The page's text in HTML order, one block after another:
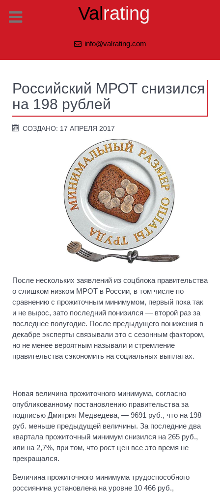
Valrating
info@valrating.com
Российский МРОТ снизился
на 198 рублей
СОЗДАНО: 17 АПРЕЛЯ 2017
После нескольких заявлений из соцблока правительства
о слишком низком МРОТ в России, в том числе по
сравнению с прожиточным минимумом, первый пока так
и не вырос, зато последний понизился — второй раз за
последнее полугодие. После предыдущего понижения в
декабре эксперты связывали это с сезонным фактором,
но не менее вероятным называли и стремление
правительства сэкономить на социальных выплатах.
Новая величина прожиточного минимума, согласно
опубликованному постановлению правительства за
подписью Дмитрия Медведева, — 9691 руб., что на 198
руб. меньше предыдущей величины. За последние два
квартала прожиточный минимум снизился на 265 руб.,
или на 2,7%, при том, что рост цен все это время не
прекращался.
Величина прожиточного минимума трудоспособного
россиянина установлена на уровне 10 466 руб.,